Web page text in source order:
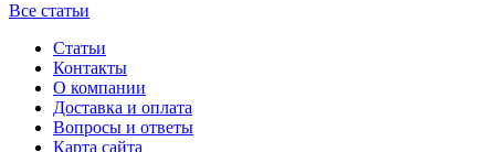
Все статьи
Статьи
Контакты
О компании
Доставка и оплата
Вопросы и ответы
Карта сайта